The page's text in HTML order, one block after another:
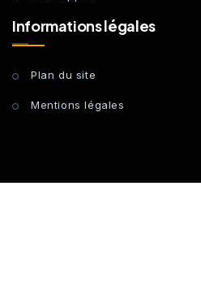
Informations légales
Plan du site
Mentions légales